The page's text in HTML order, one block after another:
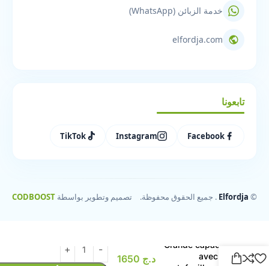
خدمة الزبائن (WhatsApp)
elfordja.com
تابعونا
Facebook
Instagram
TikTok
©
Elfordja . جميع الحقوق محفوظة. تصميم وتطوير بواسطة CODBOOST
Grande capacité
avec un
د.ج